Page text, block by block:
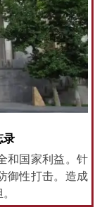
录
和国家利益。针
御性打击。造成